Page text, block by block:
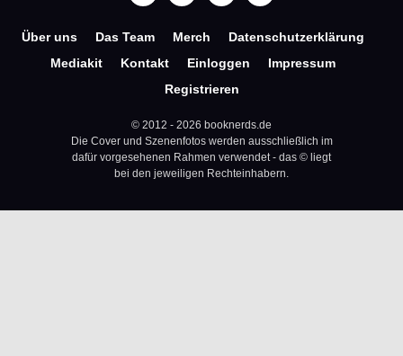
Über uns Das Team Merch
Datenschutzerklärung
Mediakit
Kontakt Einloggen
Impressum
Registrieren
© 2012 - 2026 booknerds.de
Die Cover und Szenenfotos werden ausschließlich im
dafür vorgesehenen Rahmen verwendet - das © liegt
bei den jeweiligen Rechteinhabern.